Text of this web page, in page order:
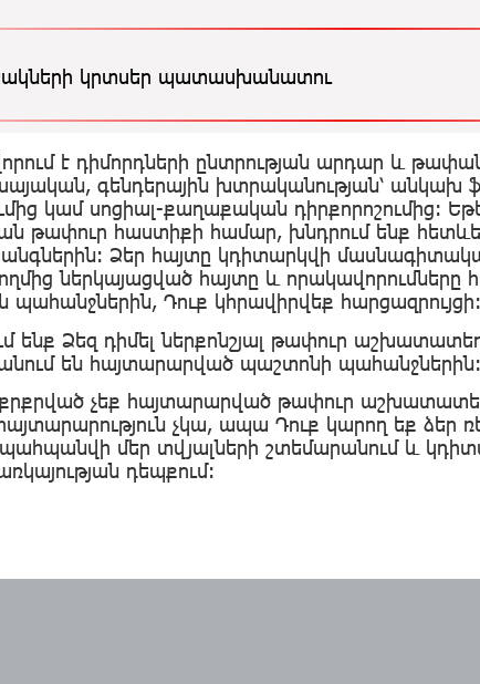
կրտսեր պատասխանատու
է դիմորդների ընտրության արդար և
գենդերային խտրականության՝ անկախ
կամ սոցիալ-քաղաքական դիրքորոշումից:
հաստիքի համար, խնդրում ենք
Ձեր հայտը կդիտարկվի
ներկայացված հայտը և
Դուք կհրավիրվեք հարցազրույցի:
ենք Ձեզ դիմել ներքոնշյալ թափուր
են հայտարարված պաշտոնի պահանջներին:
չեք հայտարարված թափուր
չկա, ապա Դուք կարող եք ձեր
կպահպանվի մեր տվյալների շտեմարանում և
դեպքում: